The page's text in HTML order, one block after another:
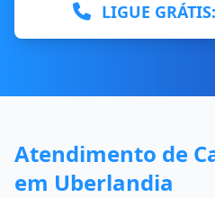
LIGUE
Atendimento de
em Uberlandia